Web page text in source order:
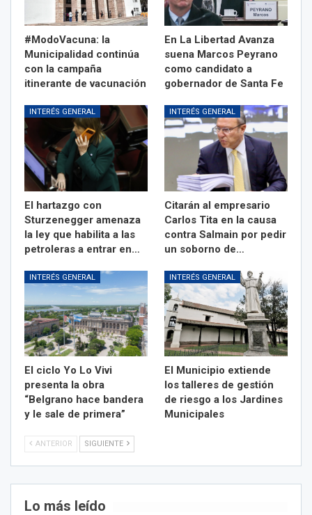
#ModoVacuna: la
Municipalidad continúa
con la campaña
itinerante de vacunación
En La Libertad Avanza
suena Marcos Peyrano
como candidato a
gobernador de Santa Fe
INTERÉS GENERAL
El hartazgo con
Sturzenegger amenaza
la ley que habilita a las
petroleras a entrar en…
INTERÉS GENERAL
Citarán al empresario
Carlos Tita en la causa
contra Salmain por pedir
un soborno de…
INTERÉS GENERAL
El ciclo Yo Lo Vivi
presenta la obra
“Belgrano hace bandera
y le sale de primera”
INTERÉS GENERAL
El Municipio extiende
los talleres de gestión
de riesgo a los Jardines
Municipales
ANTERIOR SIGUIENTE
Lo más leído